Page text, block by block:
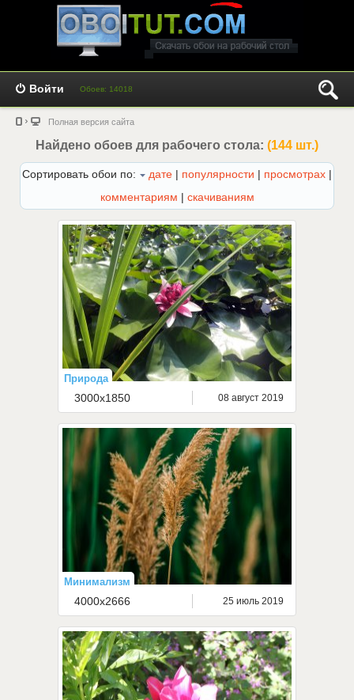
Войти Обоев: 14018
Полная версия сайта
Найдено обоев для рабочего стола: (144 шт.)
Сортировать обои по: дате | популярности | просмотрах |
комментариям | скачиваниям
Природа
3000x1850 08 август 2019
Минимализм
4000x2666 25 июль 2019